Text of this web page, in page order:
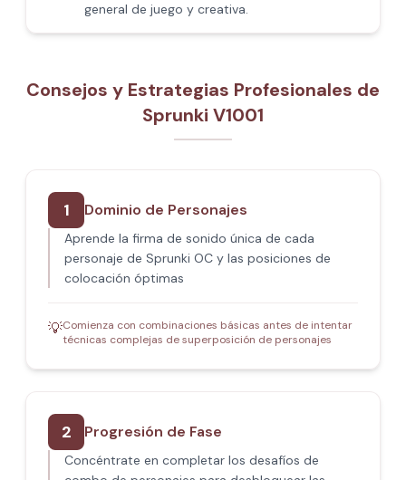
general de juego y creativa.
Consejos y Estrategias Profesionales de
Sprunki V1001
1 Dominio de Personajes
Aprende la firma de sonido única de cada
personaje de Sprunki OC y las posiciones de
colocación óptimas
💡Comienza con combinaciones básicas antes de intentar
técnicas complejas de superposición de personajes
2 Progresión de Fase
Concéntrate en completar los desafíos de